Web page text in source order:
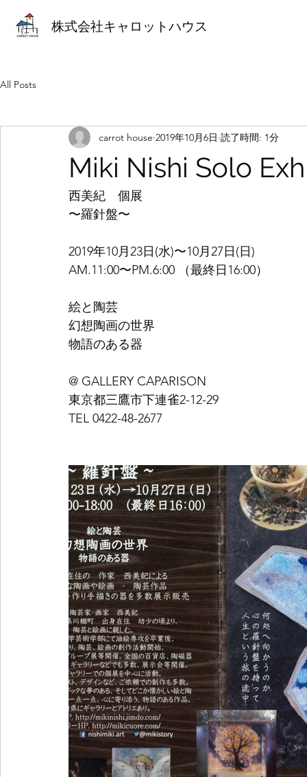
株式会社キャロットハウス
All Posts
Miki Nishi Solo
carrot house 2019年10月6日 読了時間: 1分
西美紀　個展
〜羅針盤〜
2019年10月23日(水)〜10月27日(日)
AM.11:00〜PM.6:00 （最終日16:00）
絵と陶芸
幻想陶画の世界
物語のある器
@ GALLERY CAPARISON
東京都三鷹市下連雀2-12-29
TEL 0422-48-2677